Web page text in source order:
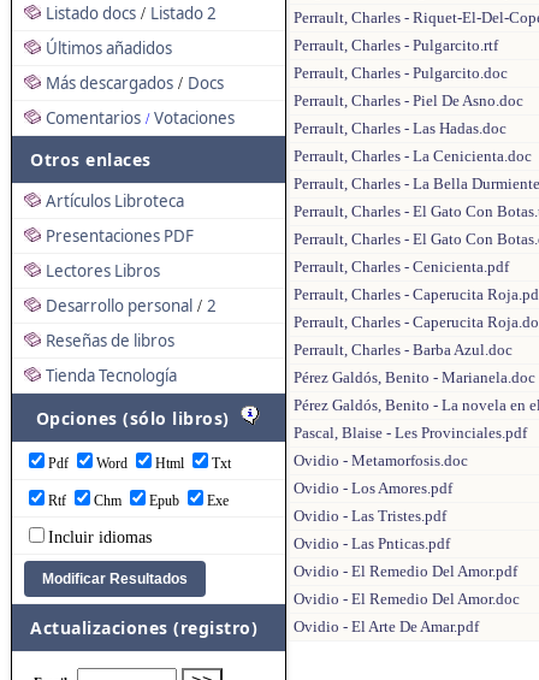
Listado docs / Listado 2
Últimos añadidos
Más descargados / Docs
Comentarios / Votaciones
Otros enlaces
Artículos Libroteca
Presentaciones PDF
Lectores Libros
Desarrollo personal / 2
Reseñas de libros
Tienda Tecnología
Opciones (sólo libros)
Pdf Word Html Txt
Rtf Chm Epub Exe
Incluir idiomas
Actualizaciones (registro)
Perrault, Charles - Riquet-El-Del-
Perrault, Charles - Pulgarcito.rtf
Perrault, Charles - Pulgarcito.doc
Perrault, Charles - Piel De Asno.doc
Perrault, Charles - Las Hadas.doc
Perrault, Charles - La Cenicienta.doc
Perrault, Charles - La Bella
Perrault, Charles - El Gato Con
Perrault, Charles - El Gato Con
Perrault, Charles - Cenicienta.pdf
Perrault, Charles - Caperucita
Perrault, Charles - Caperucita
Perrault, Charles - Barba Azul.doc
Pérez Galdós, Benito - Marianela.doc
Pérez Galdós, Benito - La novela en
Pascal, Blaise - Les Provinciales.pdf
Ovidio - Metamorfosis.doc
Ovidio - Los Amores.pdf
Ovidio - Las Tristes.pdf
Ovidio - Las Pnticas.pdf
Ovidio - El Remedio Del Amor.pdf
Ovidio - El Remedio Del Amor.doc
Ovidio - El Arte De Amar.pdf